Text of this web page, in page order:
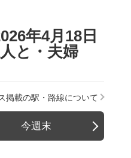
年4月18日
と・夫婦
掲載の駅・路線について
今週末